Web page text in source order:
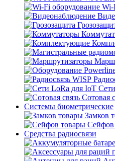
Wi-
Сотовая
Системы биометрические
Замков
Сейфов
Средства радиосвязи